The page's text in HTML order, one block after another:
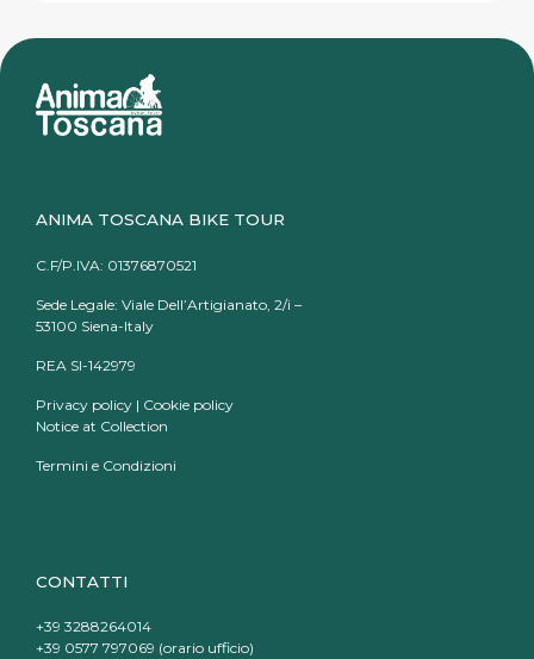
ANIMA TOSCANA BIKE TOUR
C.F/P.IVA: 01376870521
Sede Legale: Viale Dell’Artigianato, 2/i –
53100 Siena-Italy
REA SI-142979
Privacy policy | Cookie policy
Notice at Collection
Termini e Condizioni
CONTATTI
+39 3288264014
+39 0577 797069 (orario ufficio)